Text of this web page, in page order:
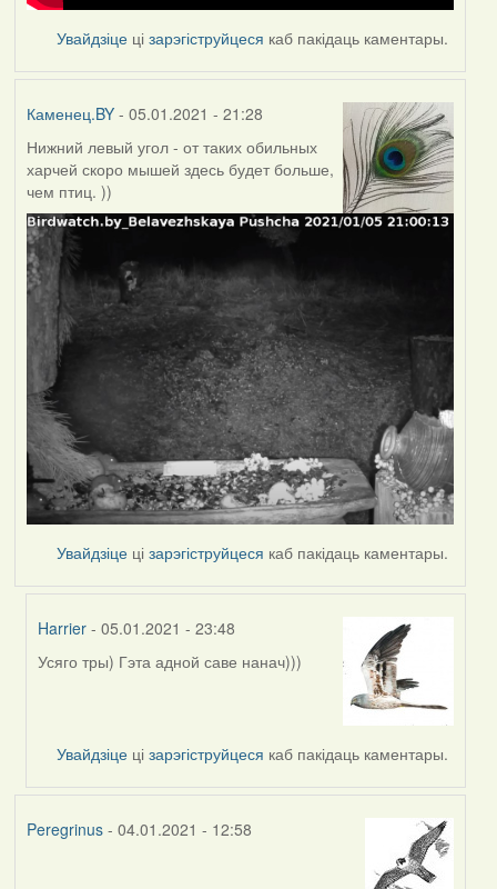
Увайдзіце цізарэгіструйцеся каб пакідаць каментары.
Каменец.BY- 05.01.2021 - 21:28
Нижний левый угол - от таких обильных
харчей скоро мышей здесь будет больше,
чем птиц. ))
Увайдзіце цізарэгіструйцеся каб пакідаць каментары.
Harrier - 05.01.2021 - 23:48
In
Каменец.BY
Усяго тры) Гэта адной саве нанач)))
Увайдзіце цізарэгіструйцеся каб пакідаць каментары.
Peregrinus- 04.01.2021 - 12:58